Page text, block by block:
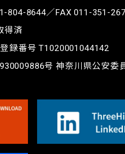
804-8644／FAX 011-351-
得済
録番号 T1020001044142
号 神奈川県公安委